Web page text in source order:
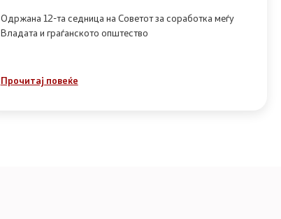
Одржана 12-та седница на Советот за соработка меѓу
Владата и граѓанското општество
Прочитај повеќе